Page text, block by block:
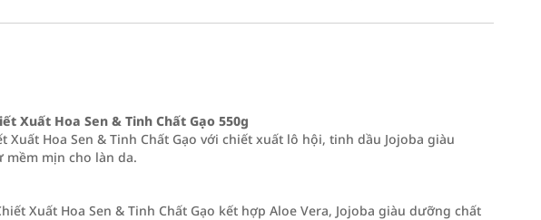
Xuất Hoa Sen & Tinh Chất Gạo 550g
Xuất Hoa Sen & Tinh Chất Gạo với chiết xuất lô hội, tinh dầu Jojoba giàu
mềm mịn cho làn da.
Xuất Hoa Sen & Tinh Chất Gạo kết hợp Aloe Vera, Jojoba giàu dưỡng chất